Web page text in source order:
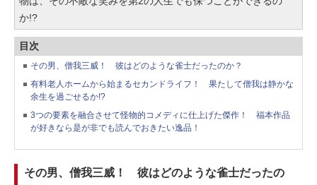
か!?
目次
その男、僧我三威！ 彼はどのような雀士だったのか？
有料老人ホームから始まるセカンドライフ！ 果たして僧我は静かな
余生を過ごせるか!?
3つの要素を融合させて怪物的コメディに仕上げた傑作！ 福本作品
が好きなら是が非でも読んでおきたい逸品！
その男、僧我三威！ 彼はどのような雀士だったの